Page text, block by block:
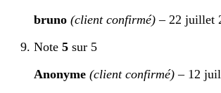
bruno (client confirmé) – 22 juillet
Note 5 sur 5
Anonyme (client confirmé) – 12